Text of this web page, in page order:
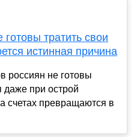
тратить свои
истинная причина
россиян не готовы
даже при острой
счетах превращаются в